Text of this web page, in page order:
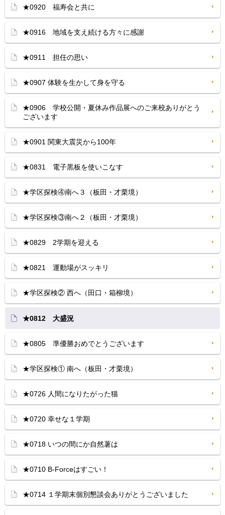
★0920 福寿会と共に
★0916 地域を支え続ける方々に感謝
★0911 担任の思い
★0907 体験を生かして身を守る
★0906 学校公開・夏休み作品展へのご来校ありがとう
ございます
★0901 関東大震災から100年
★0831 電子黒板を使いこなす
★学区探検④南へ３（板田・才栗境）
★学区探検③南へ２（板田・才栗境）
★0829 2学期を迎える
★0821 運動場がスッキリ
★学区探検② 西へ（田口・箱柳境）
★0812 大盛況
★0805 準優勝おめでとうございます
★学区探検① 南へ（板田・才栗境）
★0726 人間になりたがった猫
★0720 幸せな１学期
★0718 いつの間にか自然薯は
★0710 B-Forceはすごい！
★0714 １学期末個別懇談会ありがとうございました